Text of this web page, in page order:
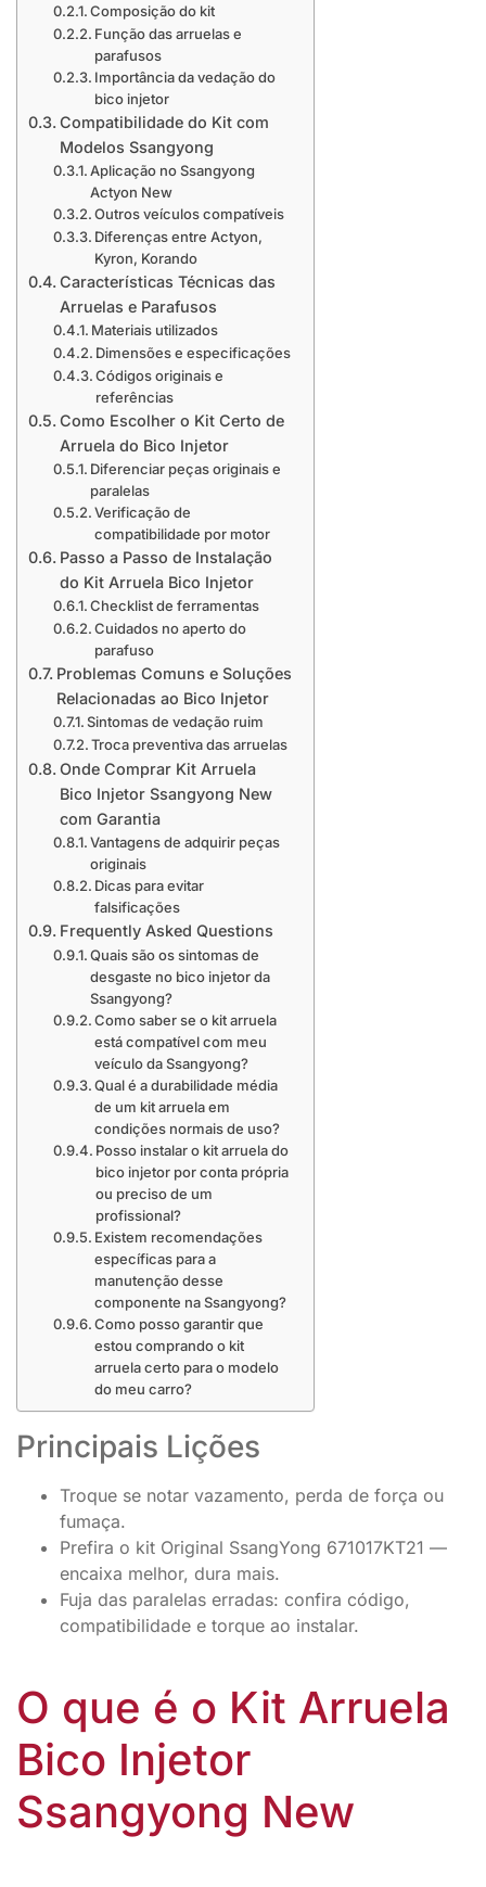
Composição do kit
Função das arruelas e
parafusos
Importância da vedação do
bico injetor
Compatibilidade do Kit com
Modelos Ssangyong
Aplicação no Ssangyong
Actyon New
Outros veículos compatíveis
Diferenças entre Actyon,
Kyron, Korando
Características Técnicas das
Arruelas e Parafusos
Materiais utilizados
Dimensões e especificações
Códigos originais e
referências
Como Escolher o Kit Certo de
Arruela do Bico Injetor
Diferenciar peças originais e
paralelas
Verificação de
compatibilidade por motor
Passo a Passo de Instalação
do Kit Arruela Bico Injetor
Checklist de ferramentas
Cuidados no aperto do
parafuso
Problemas Comuns e Soluções
Relacionadas ao Bico Injetor
Sintomas de vedação ruim
Troca preventiva das arruelas
Onde Comprar Kit Arruela
Bico Injetor Ssangyong New
com Garantia
Vantagens de adquirir peças
originais
Dicas para evitar
falsificações
Frequently Asked Questions
Quais são os sintomas de
desgaste no bico injetor da
Ssangyong?
Como saber se o kit arruela
está compatível com meu
veículo da Ssangyong?
Qual é a durabilidade média
de um kit arruela em
condições normais de uso?
Posso instalar o kit arruela do
bico injetor por conta própria
ou preciso de um
profissional?
Existem recomendações
específicas para a
manutenção desse
componente na Ssangyong?
Como posso garantir que
estou comprando o kit
arruela certo para o modelo
do meu carro?
Principais Lições
Troque se notar vazamento, perda de força ou
fumaça.
Prefira o kit Original SsangYong 671017KT21 —
encaixa melhor, dura mais.
Fuja das paralelas erradas: confira código,
compatibilidade e torque ao instalar.
O que é o Kit Arruela
Bico Injetor
Ssangyong New